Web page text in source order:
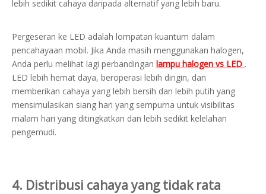
lebih sedikit cahaya daripada alternatif yang lebih baru.
Pergeseran ke LED adalah lompatan kuantum dalam
pencahayaan mobil. Jika Anda masih menggunakan halogen,
Anda perlu melihat lagi perbandingan lampu halogen vs LED .
LED lebih hemat daya, beroperasi lebih dingin, dan
memberikan cahaya yang lebih bersih dan lebih putih yang
mensimulasikan siang hari yang sempurna untuk visibilitas
malam hari yang ditingkatkan dan lebih sedikit kelelahan
pengemudi.
4. Distribusi cahaya yang tidak rata